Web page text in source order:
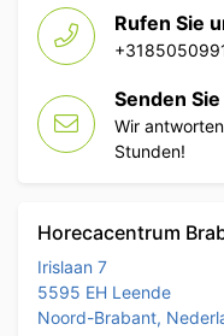
Rufen Sie
Senden
Wir
Stunden!
Horecacentrum
Irislaan 7
5595 EH Leende
Noord-Brabant,